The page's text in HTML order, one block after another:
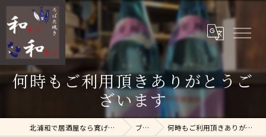
何時もご利用頂きありがとうご
ざいます
北浦和で居酒屋なら寛げるろばた焼 和和 ブログ 何時もご利用頂きありがとうございます